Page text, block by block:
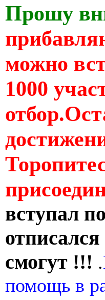
Прошу
можно
1000
вступал
смогут !!! .
помощь в